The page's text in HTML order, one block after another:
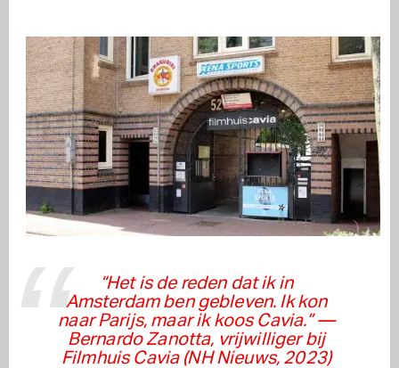
“Het is de reden dat ik in
Amsterdam ben gebleven. Ik kon
naar Parijs, maar ik koos Cavia.”—
Bernardo Zanotta, vrijwilliger bij
Filmhuis Cavia (NH Nieuws, 2023)